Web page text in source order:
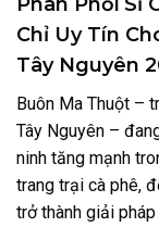
Chỉ Uy Tín
Tây Nguyên
Buôn Ma Thuột –
Tây Nguyên –
ninh tăng mạnh
trang trại cà phê,
trở thành giải